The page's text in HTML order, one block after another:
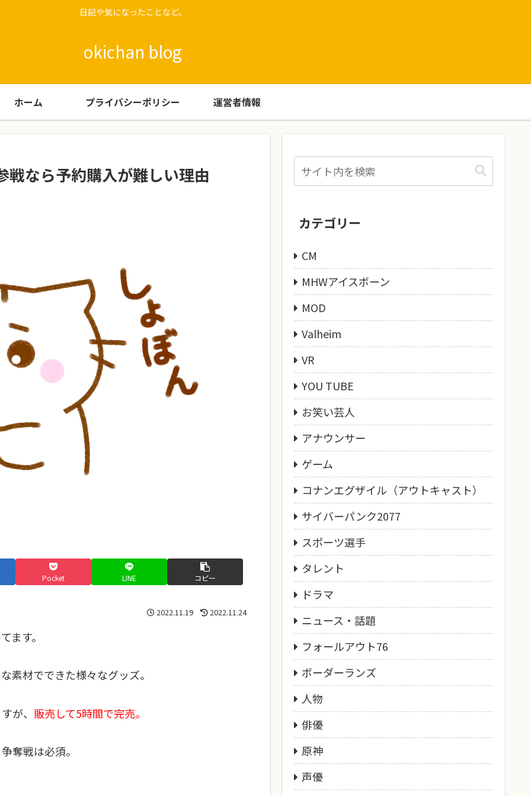
日記や気になったことなど。
okichan blog
ホーム プライバシーポリシー 運営者情報
なら予約購入が難しい理由
Pocket LINE コピー
2022.11.19 2022.11.24
ます。
素材でできた様々なグッズ。
が、 販売して5時間で完売。
奪戦は必須。
カテゴリー
CM
MHWアイスボーン
MOD
Valheim
VR
YOU TUBE
お笑い芸人
アナウンサー
ゲーム
コナンエグザイル（アウトキャスト）
サイバーパンク2077
スポーツ選手
タレント
ドラマ
ニュース・話題
フォールアウト76
ボーダーランズ
人物
俳優
原神
声優